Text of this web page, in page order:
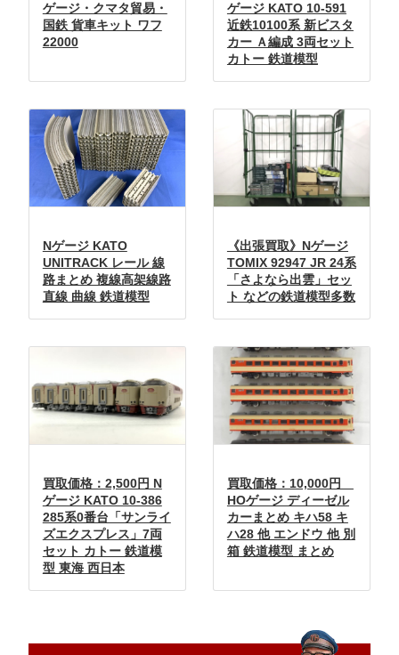
ゲージ・クマタ貿易・
国鉄 貨車キット ワフ
22000
ゲージ KATO 10-591
近鉄10100系 新ビスタ
カー Ａ編成 3両セット
カトー 鉄道模型
Nゲージ KATO
UNITRACK レール 線
路まとめ 複線高架線路
直線 曲線 鉄道模型
《出張買取》Nゲージ
TOMIX 92947 JR 24系
「さよなら出雲」セッ
ト などの鉄道模型多数
買取価格：2,500円 N
ゲージ KATO 10-386
285系0番台「サンライ
ズエクスプレス」7両
セット カトー 鉄道模
型 東海 西日本
買取価格：10,000円
HOゲージ ディーゼル
カーまとめ キハ58 キ
ハ28 他 エンドウ 他 別
箱 鉄道模型 まとめ